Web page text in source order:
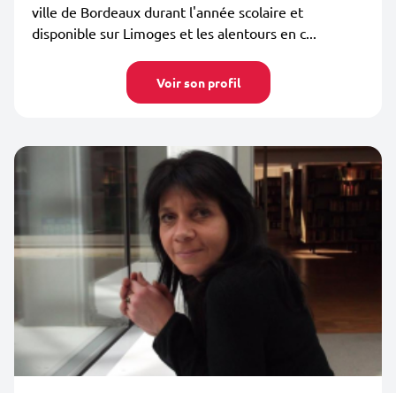
ville de Bordeaux durant l'année scolaire et
disponible sur Limoges et les alentours en c...
Voir son profil